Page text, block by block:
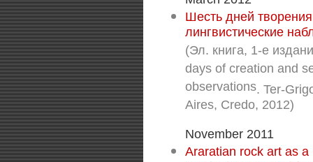
Шесть дней
лингвистические
(Эл. книга, 1-е
days of creation and
observations. Ter-
Aires, Credo, 2012)
November 2011
Araratian rock art as